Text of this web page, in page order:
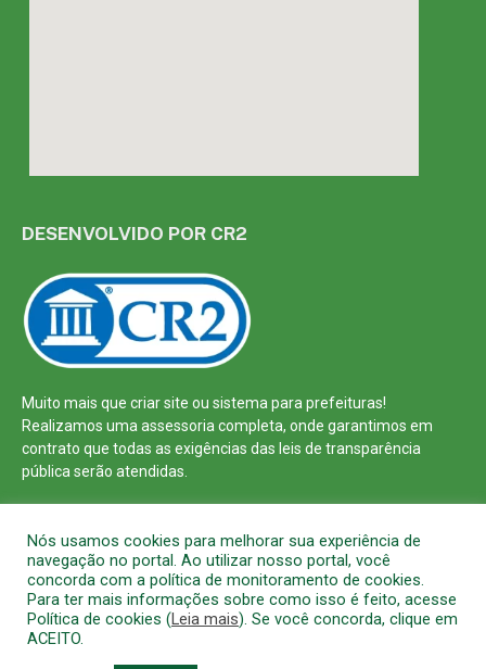
DESENVOLVIDO POR CR2
Muito mais que criar site ou sistema para prefeituras!
Realizamos uma assessoria completa, onde garantimos em
contrato que todas as exigências das leis de transparência
pública serão atendidas.
Todos os direitos reservados a Prefeitura Municipal de Barcarena
Nós usamos cookies para melhorar sua experiência de
navegação no portal. Ao utilizar nosso portal, você
concorda com a política de monitoramento de cookies.
Para ter mais informações sobre como isso é feito, acesse
Política de cookies (Leia mais). Se você concorda, clique em
ACEITO.